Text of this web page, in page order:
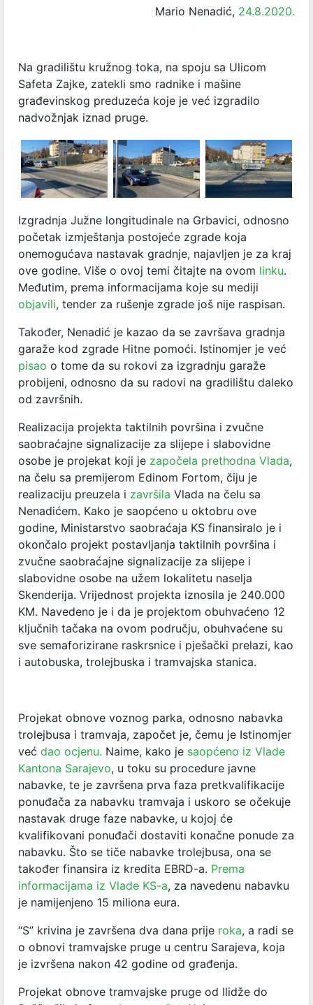
Mario Nenadić, 24.8.2020.
Na gradilištu kružnog toka, na spoju sa Ulicom
Safeta Zajke, zatekli smo radnike i mašine
građevinskog preduzeća koje je već izgradilo
nadvožnjak iznad pruge.
Izgradnja Južne longitudinale na Grbavici, odnosno
početak izmještanja postojeće zgrade koja
onemogućava nastavak gradnje, najavljen je za kraj
ove godine. Više o ovoj temi čitajte na ovom linku.
Međutim, prema informacijama koje su mediji
objavili, tender za rušenje zgrade još nije raspisan.
Također, Nenadić je kazao da se završava gradnja
garaže kod zgrade Hitne pomoći. Istinomjer je već
pisao o tome da su rokovi za izgradnju garaže
probijeni, odnosno da su radovi na gradilištu daleko
od završnih.
Realizacija projekta taktilnih površina i zvučne
saobraćajne signalizacije za slijepe i slabovidne
osobe je projekat koji je započela prethodna Vlada,
na čelu sa premijerom Edinom Fortom, čiju je
realizaciju preuzela i završila Vlada na čelu sa
Nenadićem. Kako je saopćeno u oktobru ove
godine, Ministarstvo saobraćaja KS finansiralo je i
okončalo projekt postavljanja taktilnih površina i
zvučne saobraćajne signalizacije za slijepe i
slabovidne osobe na užem lokalitetu naselja
Skenderija. Vrijednost projekta iznosila je 240.000
KM. Navedeno je i da je projektom obuhvaćeno 12
ključnih tačaka na ovom području, obuhvaćene su
sve semaforizirane raskrsnice i pješački prelazi, kao
i autobuska, trolejbuska i tramvajska stanica.
Projekat obnove voznog parka, odnosno nabavka
trolejbusa i tramvaja, započet je, čemu je Istinomjer
već dao ocjenu. Naime, kako je saopćeno iz Vlade
Kantona Sarajevo, u toku su procedure javne
nabavke, te je završena prva faza pretkvalifikacije
ponuđača za nabavku tramvaja i uskoro se očekuje
nastavak druge faze nabavke, u kojoj će
kvalifikovani ponuđači dostaviti konačne ponude za
nabavku. Što se tiče nabavke trolejbusa, ona se
također finansira iz kredita EBRD-a. Prema
informacijama iz Vlade KS-a, za navedenu nabavku
je namijenjeno 15 miliona eura.
“S” krivina je završena dva dana prije roka, a radi se
o obnovi tramvajske pruge u centru Sarajeva, koja
je izvršena nakon 42 godine od građenja.
Projekat obnove tramvajske pruge od Ilidže do